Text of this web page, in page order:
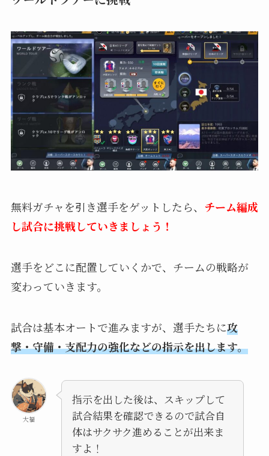
無料ガチャを引き選手をゲットしたら、 チーム編成
し試合に挑戦していきましょう！
選手をどこに配置していくかで、チームの戦略が
変わっていきます。
試合は基本オートで進みますが、選手たちに攻
撃・守備・支配力の強化などの指示を出します。
大福
指示を出した後は、スキップして
試合結果を確認できるので試合自
体はサクサク進めることが出来ま
すよ！